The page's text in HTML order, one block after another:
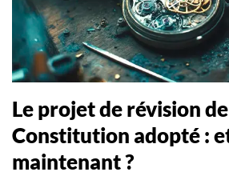
Le projet de révision
Constitution adopté :
maintenant ?